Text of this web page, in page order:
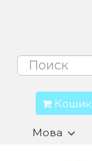
Кошик
Мова